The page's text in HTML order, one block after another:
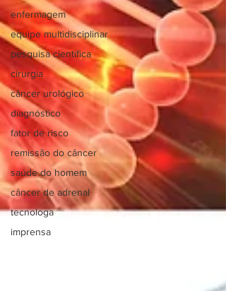
enfermagem
equipe multidisciplinar
pesquisa científica
cirurgia
câncer urológico
diagnóstico
fator de risco
remissão do câncer
saúde do homem
câncer de adrenal
tecnologa
imprensa